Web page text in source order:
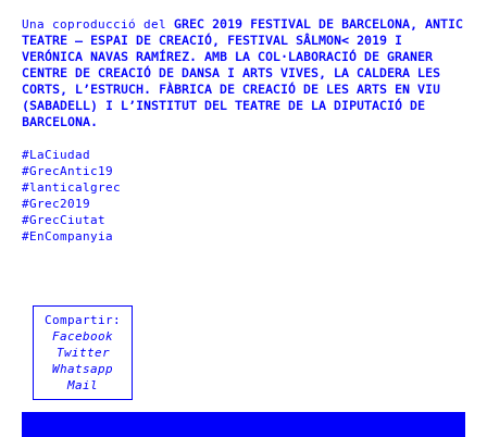
Una coproducció del GREC 2019 FESTIVAL DE BARCELONA, ANTIC
TEATRE – ESPAI DE CREACIÓ, FESTIVAL SÂLMON< 2019 I
VERÓNICA NAVAS RAMÍREZ. AMB LA COL·LABORACIÓ DE GRANER
CENTRE DE CREACIÓ DE DANSA I ARTS VIVES, LA CALDERA LES
CORTS, L’ESTRUCH. FÀBRICA DE CREACIÓ DE LES ARTS EN VIU
(SABADELL) I L’INSTITUT DEL TEATRE DE LA DIPUTACIÓ DE
BARCELONA.
#LaCiudad
#GrecAntic19
#lanticalgrec
#Grec2019
#GrecCiutat
#EnCompanyia
Compartir:
Facebook
Twitter
Whatsapp
Mail